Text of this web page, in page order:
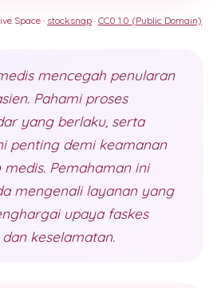
Space · stocksnap · CC0 1.0 (Public Domain)
mencegah penularan
Pahami proses
yang berlaku, serta
penting demi keamanan
Pemahaman ini
mengenali layanan yang
upaya faskes
keselamatan.